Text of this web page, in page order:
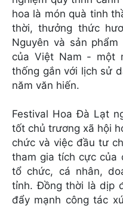
hoa là món quà tinh
thời, thưởng thức
Nguyên và sản
của Việt Nam - một
thống gắn với lịch sử
năm văn hiến.
Festival Hoa Đà Lạt
tốt chủ trương xã hội
chức và việc đầu tư
tham gia tích cực của
tổ chức, cá nhân,
tỉnh. Đồng thời là dịp
đẩy mạnh công tác